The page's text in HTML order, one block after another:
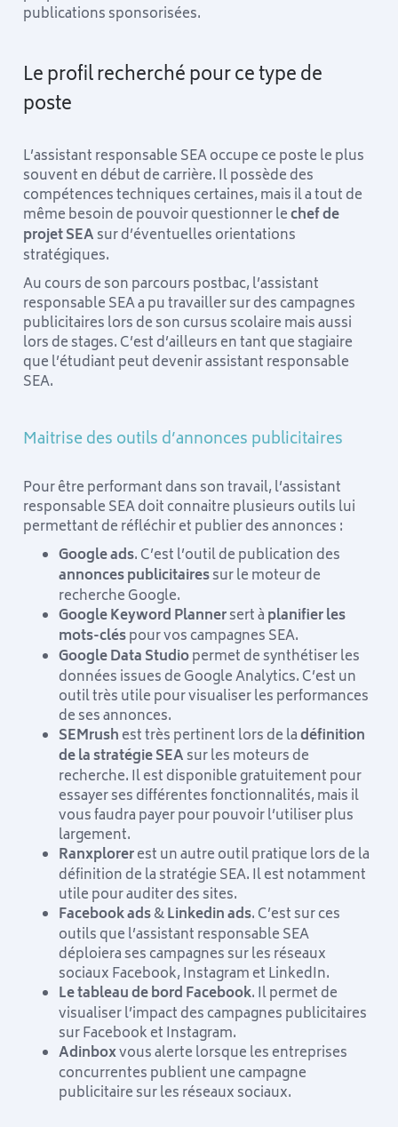
publications sponsorisées.
Le profil recherché pour ce type de
poste
L’assistant responsable SEA occupe ce poste le plus
souvent en début de carrière. Il possède des
compétences techniques certaines, mais il a tout de
même besoin de pouvoir questionner lechef de
projet SEAsur d’éventuelles orientations
stratégiques.
Au cours de son parcours postbac, l’assistant
responsable SEA a pu travailler sur des campagnes
publicitaires lors de son cursus scolaire mais aussi
lors de stages. C’est d’ailleurs en tant que stagiaire
que l’étudiant peut devenir assistant responsable
SEA.
Maitrise des outils d’annonces publicitaires
Pour être performant dans son travail, l’assistant
responsable SEA doit connaitre plusieurs outils lui
permettant de réfléchir et publier des annonces :
Google ads. C’est l’outil de publication des
annonces publicitairessur le moteur de
recherche Google.
Google Keyword Plannersert àplanifier les
mots-cléspour vos campagnes SEA.
Google Data Studiopermet de synthétiser les
données issues de Google Analytics. C’est un
outil très utile pour visualiser les performances
de ses annonces.
SEMrushest très pertinent lors de ladéfinition
de la stratégie SEAsur les moteurs de
recherche. Il est disponible gratuitement pour
essayer ses différentes fonctionnalités, mais il
vous faudra payer pour pouvoir l’utiliser plus
largement.
Ranxplorerest un autre outil pratique lors de la
définition de la stratégie SEA. Il est notamment
utile pour auditer des sites.
Facebook ads&Linkedin ads. C’est sur ces
outils que l’assistant responsable SEA
déploiera ses campagnes sur les réseaux
sociaux Facebook, Instagram et LinkedIn.
Le tableau de bord Facebook. Il permet de
visualiser l’impact des campagnes publicitaires
sur Facebook et Instagram.
Adinboxvous alerte lorsque les entreprises
concurrentes publient une campagne
publicitaire sur les réseaux sociaux.